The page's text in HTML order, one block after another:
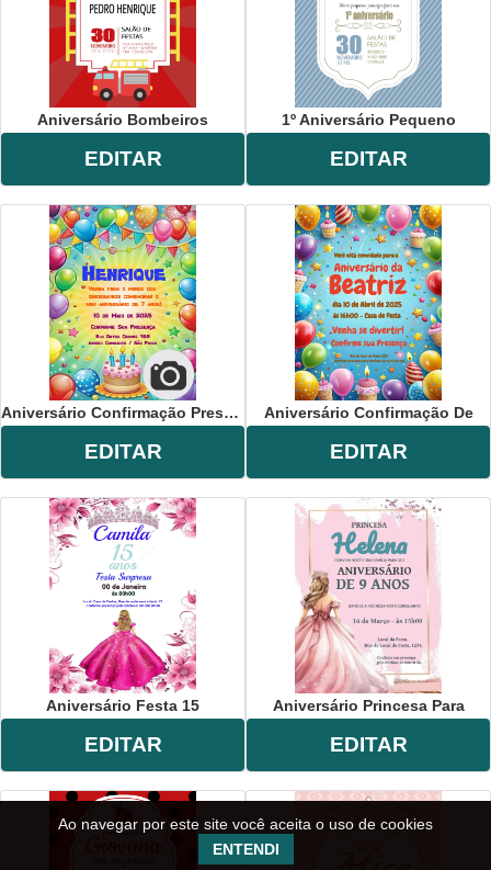
Aniversário Bombeiros
EDITAR
1º Aniversário Pequeno
EDITAR
Aniversário Confirmação Presença
EDITAR
Aniversário Confirmação De
EDITAR
Aniversário Festa 15
EDITAR
Aniversário Princesa Para
EDITAR
Ao navegar por este site você aceita o uso de cookies
ENTENDI